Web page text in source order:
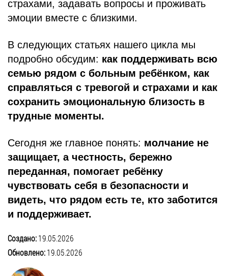
страхами, задавать вопросы и проживать
эмоции вместе с близкими.
В следующих статьях нашего цикла мы
подробно обсудим: как поддерживать всю
семью рядом с больным ребёнком, как
справляться с тревогой и страхами и как
сохранить эмоциональную близость в
трудные моменты.
Сегодня же главное понять: молчание не
защищает, а честность, бережно
переданная, помогает ребёнку
чувствовать себя в безопасности и
видеть, что рядом есть те, кто заботится
и поддерживает.
Создано:19.05.2026
Обновлено:19.05.2026